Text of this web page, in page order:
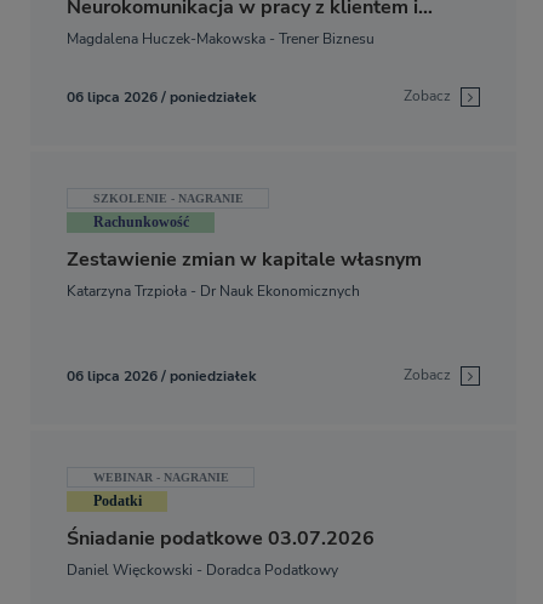
Neurokomunikacja w pracy z klientem i
zespołem
Magdalena Huczek-Makowska - Trener Biznesu
06 lipca 2026 / poniedziałek Zobacz
SZKOLENIE - NAGRANIE
Rachunkowość
Zestawienie zmian w kapitale własnym
Katarzyna Trzpioła - Dr Nauk Ekonomicznych
06 lipca 2026 / poniedziałek Zobacz
WEBINAR - NAGRANIE
Podatki
Śniadanie podatkowe 03.07.2026
Daniel Więckowski - Doradca Podatkowy